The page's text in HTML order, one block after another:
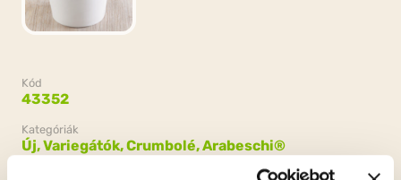
Kód
43352
Kategóriák
Új,Variegátók, Crumbolé,Arabeschi®